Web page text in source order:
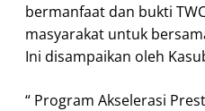
bermanfaat dan bukti
masyarakat untuk
Ini disampaikan oleh
“ Program Akselerasi